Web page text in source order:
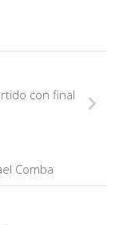
con final
Comba